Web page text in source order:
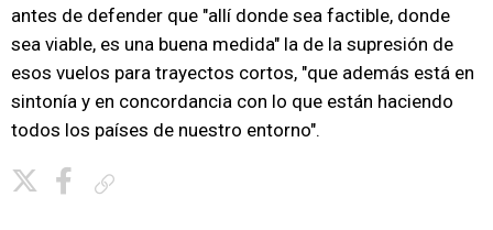
antes de defender que "allí donde sea factible, donde
sea viable, es una buena medida" la de la supresión de
esos vuelos para trayectos cortos, "que además está en
sintonía y en concordancia con lo que están haciendo
todos los países de nuestro entorno".